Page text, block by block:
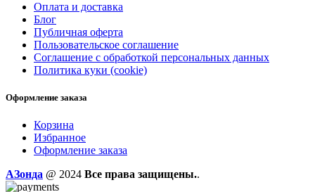
Оплата и доставка
Блог
Публичная оферта
Пользовательское соглашение
Соглашение с обработкой персональных данных
Политика куки (cookie)
Оформление заказа
Корзина
Избранное
Оформление заказа
AЗонда @ 2024 Все права защищены..